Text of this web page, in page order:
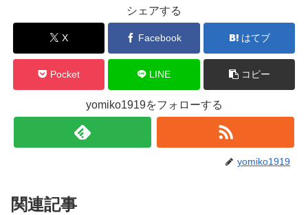
シェアする
X Facebook はてブ
Pocket LINE コピー
yomiko1919をフォローする
yomiko1919
関連記事